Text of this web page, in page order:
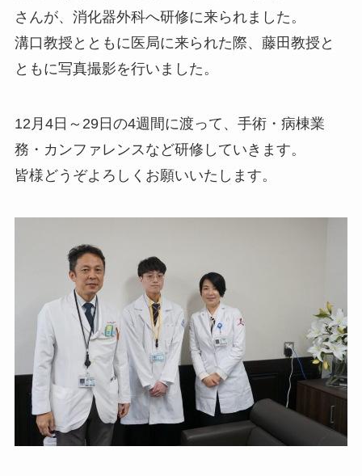
さんが、消化器外科へ研修に来られました。
溝口教授とともに医局に来られた際、藤田教授と
ともに写真撮影を行いました。
12月4日～29日の4週間に渡って、手術・病棟業
務・カンファレンスなど研修していきます。
皆様どうぞよろしくお願いいたします。